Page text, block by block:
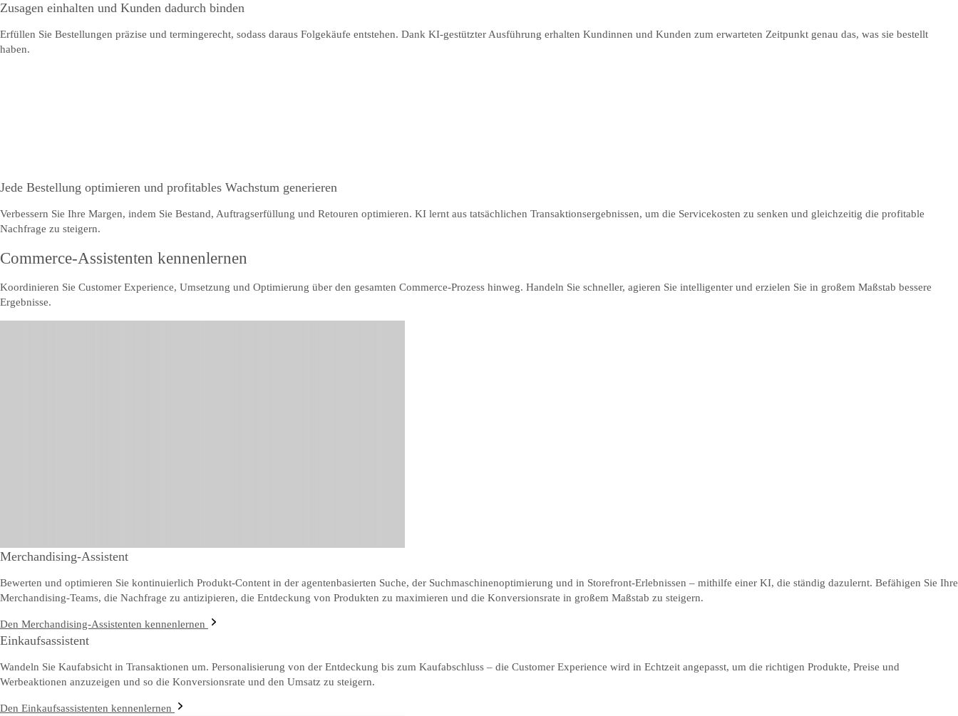
Zusagen einhalten und Kunden dadurch binden
Erfüllen Sie Bestellungen präzise und termingerecht, sodass daraus Folgekäufe entstehen. Dank KI-gestützter Ausführung erhalten Kundinnen und Kunden zum erwarteten Zeitpunkt genau das, was sie bestellt
haben.
Jede Bestellung optimieren und profitables Wachstum generieren
Verbessern Sie Ihre Margen, indem Sie Bestand, Auftragserfüllung und Retouren optimieren. KI lernt aus tatsächlichen Transaktionsergebnissen, um die Servicekosten zu senken und gleichzeitig die profitable
Nachfrage zu steigern.
Commerce-Assistenten kennenlernen
Koordinieren Sie Customer Experience, Umsetzung und Optimierung über den gesamten Commerce-Prozess hinweg. Handeln Sie schneller, agieren Sie intelligenter und erzielen Sie in großem Maßstab bessere
Ergebnisse.
Merchandising-Assistent
Bewerten und optimieren Sie kontinuierlich Produkt-Content in der agentenbasierten Suche, der Suchmaschinenoptimierung und in Storefront-Erlebnissen – mithilfe einer KI, die ständig dazulernt. Befähigen Sie Ihre
Merchandising-Teams, die Nachfrage zu antizipieren, die Entdeckung von Produkten zu maximieren und die Konversionsrate in großem Maßstab zu steigern.
Den Merchandising-Assistenten kennenlernen
Einkaufsassistent
Wandeln Sie Kaufabsicht in Transaktionen um. Personalisierung von der Entdeckung bis zum Kaufabschluss – die Customer Experience wird in Echtzeit angepasst, um die richtigen Produkte, Preise und
Werbeaktionen anzuzeigen und so die Konversionsrate und den Umsatz zu steigern.
Den Einkaufsassistenten kennenlernen